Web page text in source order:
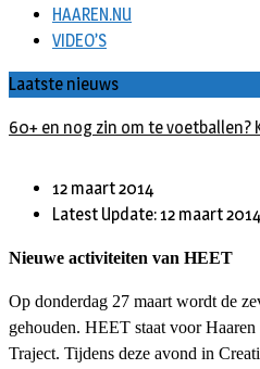
HAAREN.NU
VIDEO’S
Laatste nieuws
60+ en nog zin om te voetballen?
12 maart 2014
Latest Update: 12 maart
Nieuwe activiteiten van HEET
Op donderdag 27 maart wordt de
gehouden. HEET staat voor
Traject. Tijdens deze avond in